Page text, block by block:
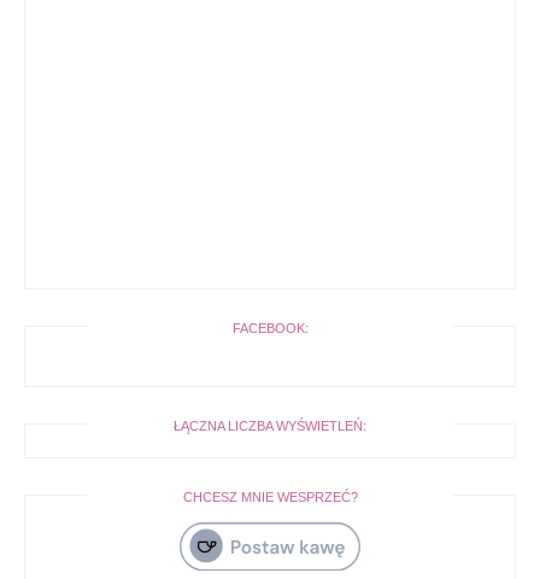
FACEBOOK:
ŁĄCZNA LICZBA WYŚWIETLEŃ:
CHCESZ MNIE WESPRZEĆ?